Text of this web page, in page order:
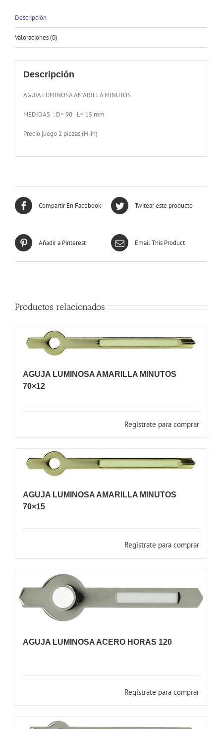
Descripción
Valoraciones (0)
Descripción
AGUJA LUMINOSA AMARILLA MINUTOS
MEDIDAS : D= 90 L= 15 mm
Precio juego 2 piezas (H-M)
Compartir En Facebook Twitear este producto
Añadir a Pinterest Email This Product
Productos relacionados
AGUJA LUMINOSA AMARILLA MINUTOS
70×12
Registrate para comprar
AGUJA LUMINOSA AMARILLA MINUTOS
70×15
Registrate para comprar
AGUJA LUMINOSA ACERO HORAS 120
Registrate para comprar